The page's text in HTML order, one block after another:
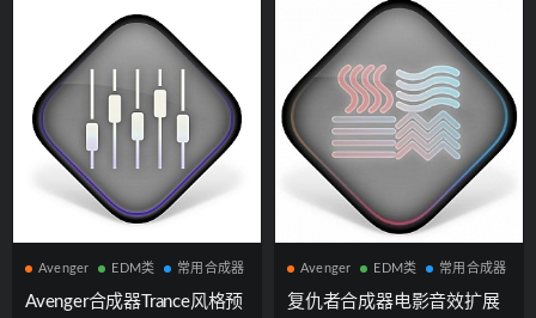
Avenger EDM类 常用合成器
Avenger合成器Trance风格预
Avenger EDM类 常用合成器
复仇者合成器电影音效扩展